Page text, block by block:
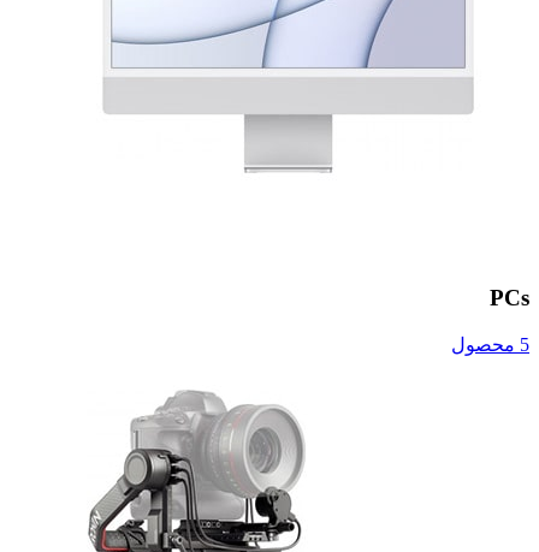
PCs
5 محصول